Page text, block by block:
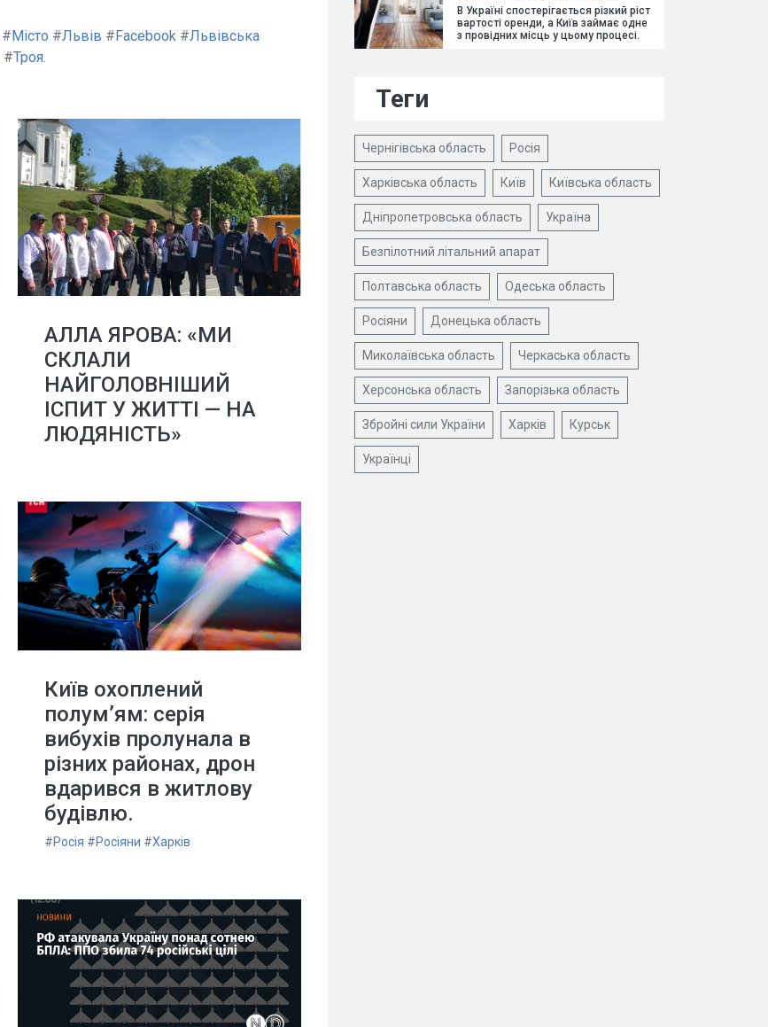
# Місто #Львів # Facebook #Львівська
#Троя.
АЛЛА ЯРОВА: «МИ
СКЛАЛИ
НАЙГОЛОВНІШИЙ
ІСПИТ У ЖИТТІ — НА
ЛЮДЯНІСТЬ»
Київ охоплений
полум’ям: серія
вибухів пролунала в
різних районах, дрон
вдарився в житлову
будівлю.
#Росія #Росіяни #Харків
В Україні спостерігається різкий ріст
вартості оренди, а Київ займає одне
з провідних місць у цьому процесі.
Теги
Чернігівська область Росія
Харківська область Київ Київська область
Дніпропетровська область Україна
Безпілотний літальний апарат
Полтавська область Одеська область
Росіяни Донецька область
Миколаївська область Черкаська область
Херсонська область Запорізька область
Збройні сили України Харків Курськ
Українці